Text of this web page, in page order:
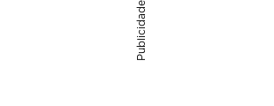
Publicidade